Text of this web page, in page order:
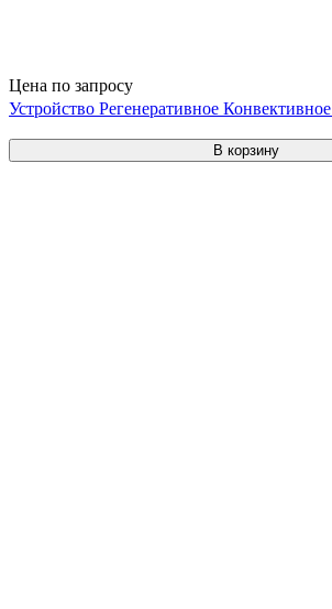
Цена по запросу
Устройство Регенеративное
В корзину